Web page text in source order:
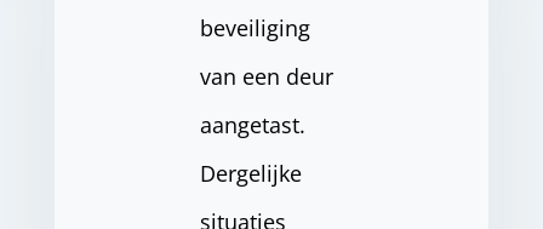
beveiliging
van een deur
aangetast.
Dergelijke
situaties